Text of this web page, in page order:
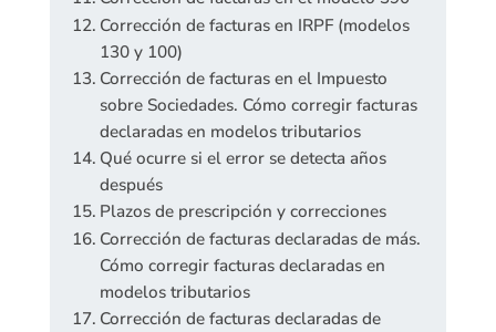
Corrección de facturas en IRPF (modelos
130 y 100)
Corrección de facturas en el Impuesto
sobre Sociedades. Cómo corregir facturas
declaradas en modelos tributarios
Qué ocurre si el error se detecta años
después
Plazos de prescripción y correcciones
Corrección de facturas declaradas de más.
Cómo corregir facturas declaradas en
modelos tributarios
Corrección de facturas declaradas de